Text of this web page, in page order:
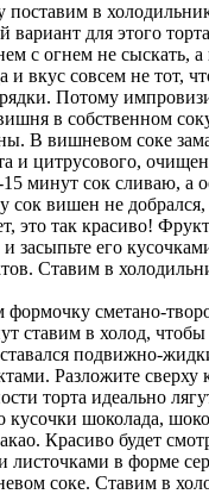
в
для этого
с огнем не сыскать, а
и вкус совсем не тот,
Потому
в собственном
В вишневом соке
и цитрусового,
минут сок сливаю, а
сок вишен не
это так красиво!
засыпьте его
Ставим в
формочку сметано-
ставим в холод, чтобы
подвижно-
Разложите сверху
торта идеально
кусочки шоколада,
Красиво будет
листочками в форме
соке. Ставим в